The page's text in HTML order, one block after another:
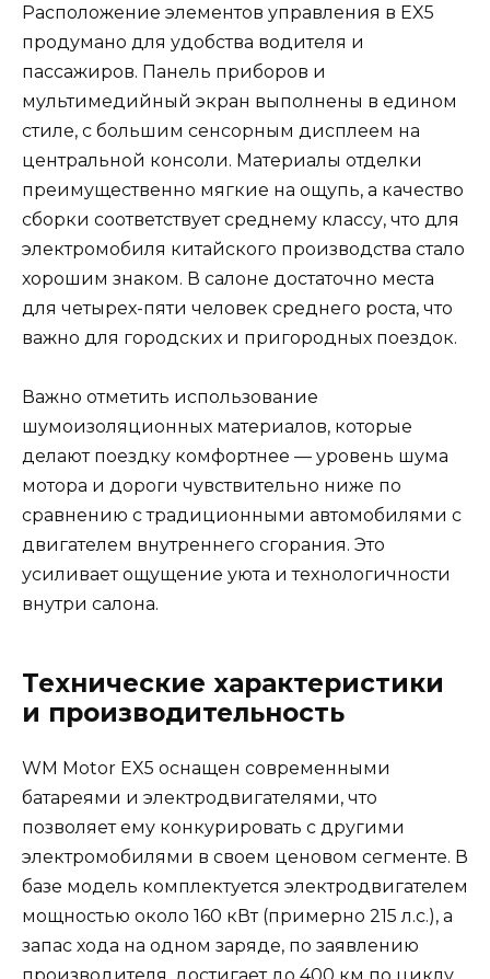
Расположение элементов управления в EX5
продумано для удобства водителя и
пассажиров. Панель приборов и
мультимедийный экран выполнены в едином
стиле, с большим сенсорным дисплеем на
центральной консоли. Материалы отделки
преимущественно мягкие на ощупь, а качество
сборки соответствует среднему классу, что для
электромобиля китайского производства стало
хорошим знаком. В салоне достаточно места
для четырех-пяти человек среднего роста, что
важно для городских и пригородных поездок.
Важно отметить использование
шумоизоляционных материалов, которые
делают поездку комфортнее — уровень шума
мотора и дороги чувствительно ниже по
сравнению с традиционными автомобилями с
двигателем внутреннего сгорания. Это
усиливает ощущение уюта и технологичности
внутри салона.
Технические характеристики
и производительность
WM Motor EX5 оснащен современными
батареями и электродвигателями, что
позволяет ему конкурировать с другими
электромобилями в своем ценовом сегменте. В
базе модель комплектуется электродвигателем
мощностью около 160 кВт (примерно 215 л.с.), а
запас хода на одном заряде, по заявлению